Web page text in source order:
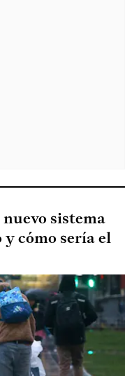
sistema
cómo sería el